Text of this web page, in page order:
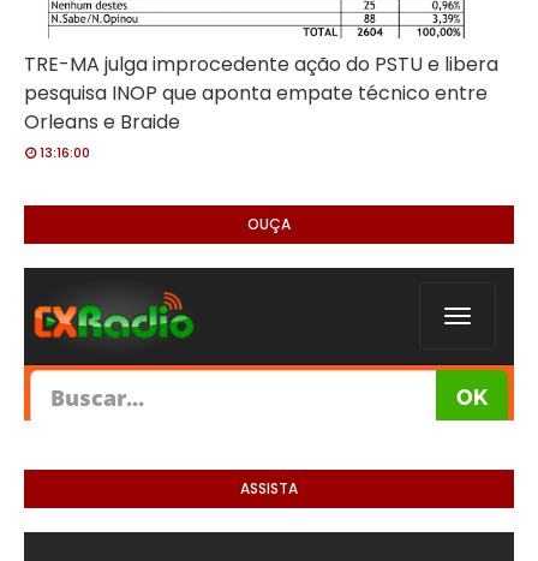
TRE-MA julga improcedente ação do PSTU e libera
pesquisa INOP que aponta empate técnico entre
Orleans e Braide
13:16:00
OUÇA
ASSISTA